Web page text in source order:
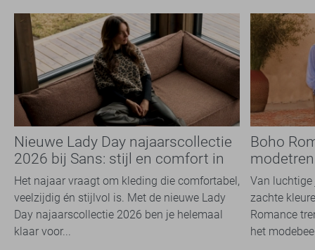
Nieuwe Lady Day najaarscollectie
2026 bij Sans: stijl en comfort in
travelkwaliteit
Het najaar vraagt om kleding die comfortabel,
veelzijdig én stijlvol is. Met de nieuwe Lady
Day najaarscollectie 2026 ben je helemaal
klaar voor...
Boho
overal
Van luchtige
zachte
Romance
het